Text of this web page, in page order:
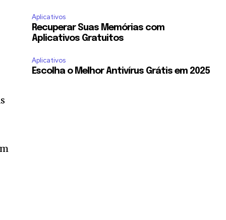
Aplicativos
Recuperar Suas Memórias com
Aplicativos Gratuitos
Aplicativos
Escolha o Melhor Antivírus Grátis em 2025